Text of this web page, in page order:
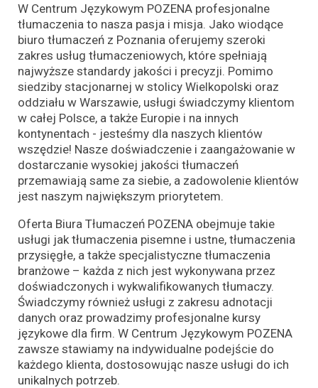
W Centrum Językowym POZENA profesjonalne
tłumaczenia to nasza pasja i misja. Jako wiodące
biuro tłumaczeń z Poznania oferujemy szeroki
zakres usług tłumaczeniowych, które spełniają
najwyższe standardy jakości i precyzji. Pomimo
siedziby stacjonarnej w stolicy Wielkopolski oraz
oddziału w Warszawie, usługi świadczymy klientom
w całej Polsce, a także Europie i na innych
kontynentach - jesteśmy dla naszych klientów
wszędzie! Nasze doświadczenie i zaangażowanie w
dostarczanie wysokiej jakości tłumaczeń
przemawiają same za siebie, a zadowolenie klientów
jest naszym największym priorytetem.
Oferta Biura Tłumaczeń POZENA obejmuje takie
usługi jak tłumaczenia pisemne i ustne, tłumaczenia
przysięgłe, a także specjalistyczne tłumaczenia
branżowe – każda z nich jest wykonywana przez
doświadczonych i wykwalifikowanych tłumaczy.
Świadczymy również usługi z zakresu adnotacji
danych oraz prowadzimy profesjonalne kursy
językowe dla firm. W Centrum Językowym POZENA
zawsze stawiamy na indywidualne podejście do
każdego klienta, dostosowując nasze usługi do ich
unikalnych potrzeb.